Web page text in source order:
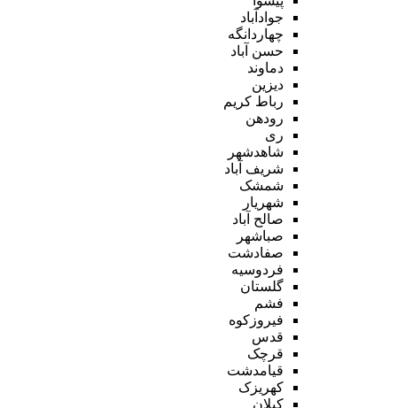
جوادآباد
چهاردانگه
حسن آباد
دماوند
دیزین
رباط کریم
رودهن
ری
شاهدشهر
شریف آباد
شمشک
شهریار
صالح آباد
صباشهر
صفادشت
فردوسیه
گلستان
فشم
فیروزکوه
قدس
قرچک
قیامدشت
کهریزک
کیلان